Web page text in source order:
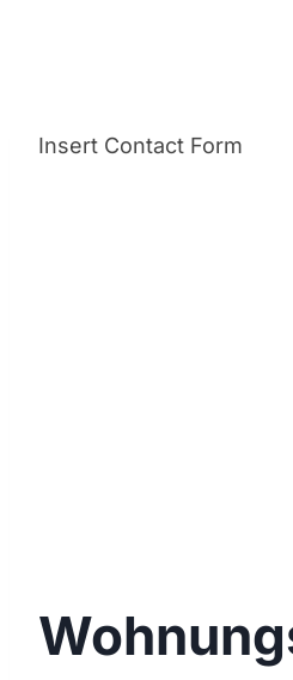
Insert Contact Form